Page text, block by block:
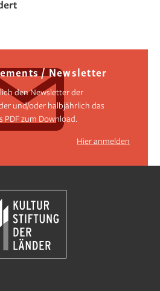
/ Newsletter
den Newsletter der
und/oder halbjährlich das
PDF zum Download.
Hier anmelden